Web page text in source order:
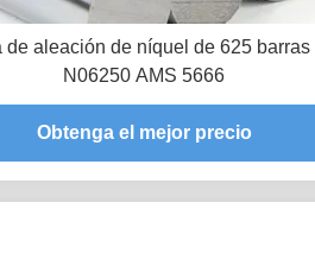
de aleación de níquel de 625
N06250 AMS 5666
Obtenga el mejor precio